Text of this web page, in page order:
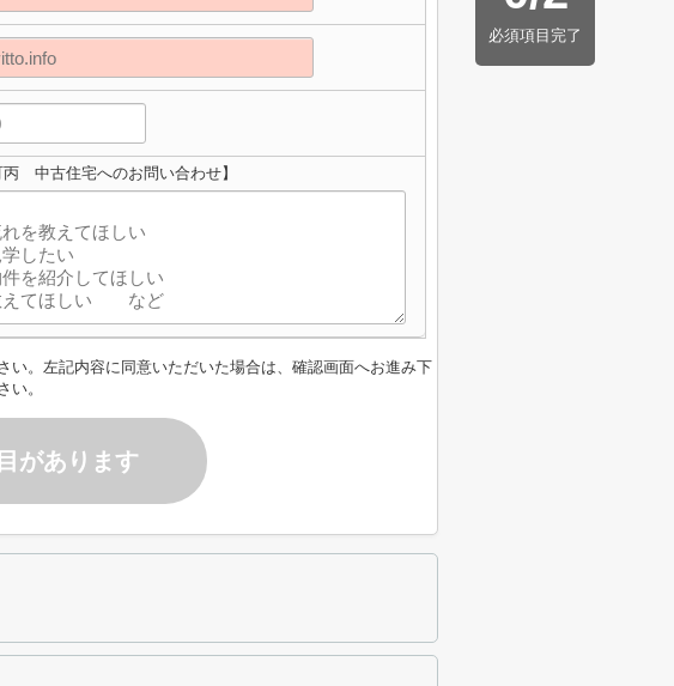
必須項目完了
丙 中古住宅へのお問い合わせ】
い。左記内容に同意いただいた場合は、確認画面へお進み下
い。
があります